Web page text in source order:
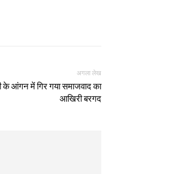
अगला लेख
आंगन में गिर गया समाजवाद का
आखिरी बरगद